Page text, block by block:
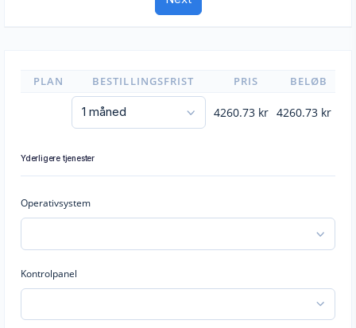
PLAN BESTILLINGSFRIST PRIS BELØB
4260.73 kr 4260.73 kr
Yderligere tjenester
Operativsystem
Kontrolpanel